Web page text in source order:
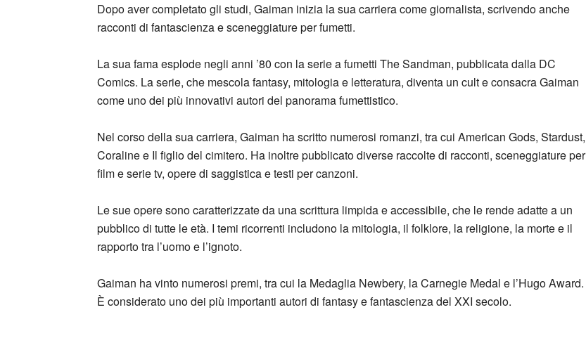
Dopo aver completato gli studi, Gaiman inizia la sua carriera come giornalista, scrivendo anche
racconti di fantascienza e sceneggiature per fumetti.
La sua fama esplode negli anni ’80 con la serie a fumetti The Sandman, pubblicata dalla DC
Comics. La serie, che mescola fantasy, mitologia e letteratura, diventa un cult e consacra Gaiman
come uno dei più innovativi autori del panorama fumettistico.
Nel corso della sua carriera, Gaiman ha scritto numerosi romanzi, tra cui American Gods, Stardust,
Coraline e Il figlio del cimitero. Ha inoltre pubblicato diverse raccolte di racconti, sceneggiature per
film e serie tv, opere di saggistica e testi per canzoni.
Le sue opere sono caratterizzate da una scrittura limpida e accessibile, che le rende adatte a un
pubblico di tutte le età. I temi ricorrenti includono la mitologia, il folklore, la religione, la morte e il
rapporto tra l’uomo e l’ignoto.
Gaiman ha vinto numerosi premi, tra cui la Medaglia Newbery, la Carnegie Medal e l’Hugo Award.
È considerato uno dei più importanti autori di fantasy e fantascienza del XXI secolo.